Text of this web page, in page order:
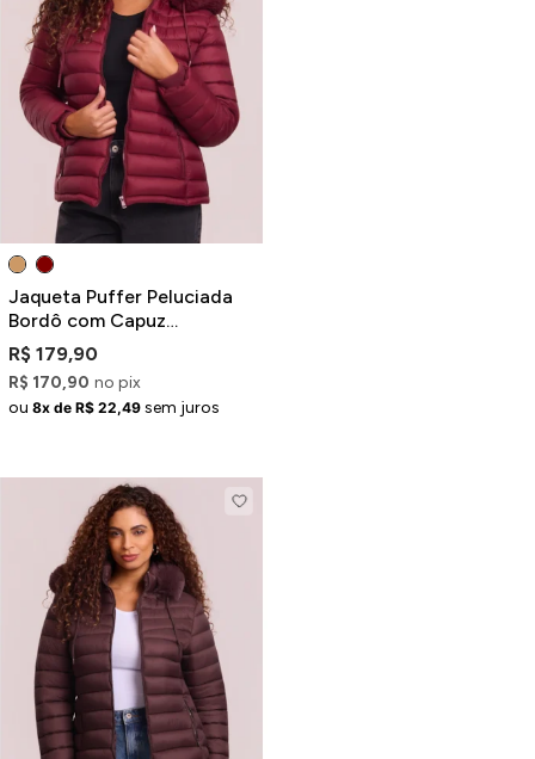
Jaqueta Puffer Peluciada
Bordô com Capuz
Removível
R$ 179,90
R$ 170,90 no pix
ou 8x de R$ 22,49 sem juros